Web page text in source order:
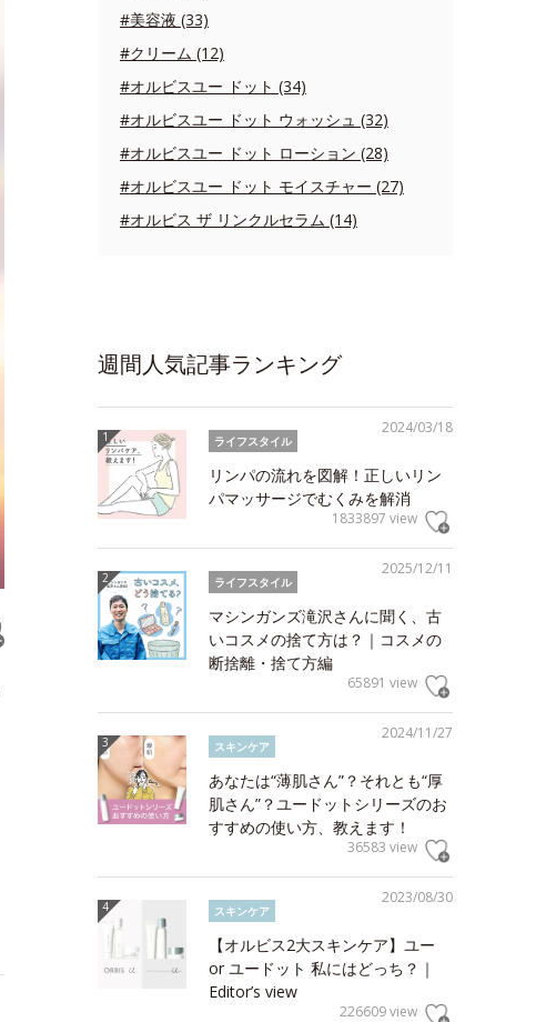
#美容液 (33)
#クリーム (12)
#オルビスユー ドット (34)
#オルビスユー ドット ウォッシュ (32)
#オルビスユー ドット ローション (28)
#オルビスユー ドット モイスチャー (27)
#オルビス ザ リンクルセラム (14)
週間人気記事ランキング
2024/03/18
ライフスタイル
リンパの流れを図解！正しいリン
パマッサージでむくみを解消
1833897 view
2025/12/11
ライフスタイル
マシンガンズ滝沢さんに聞く、古
いコスメの捨て方は？｜コスメの
断捨離・捨て方編
65891 view
2024/11/27
スキンケア
あなたは“薄肌さん”？それとも“厚
肌さん”？ユードットシリーズのお
すすめの使い方、教えます！
36583 view
2023/08/30
スキンケア
【オルビス2大スキンケア】ユー
or ユードット 私にはどっち？｜
Editor’s view
226609 view